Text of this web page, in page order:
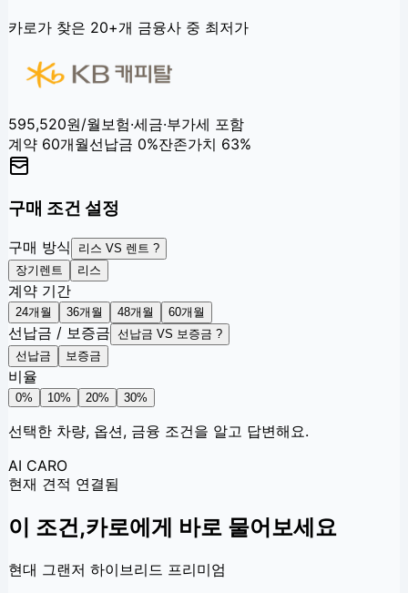
카로가 찾은 20+개 금융사 중 최저가
595,520원/월 보험·세금·부가세 포함
계약 60개월선납금 0%잔존가치 63%
구매 조건 설정
구매 방식
리스 VS 렌트 ?
장기렌트
리스
계약 기간
24개월 36개월 48개월 60개월
선납금 / 보증금 선납금 VS 보증금 ?
선납금
보증금
비율
0% 10% 20% 30%
선택한 차량, 옵션, 금융 조건을 알고 답변해요.
AI CARO
현재 견적 연결됨
이 조건,카로에게 바로 물어보세요
현대 그랜저 하이브리드 프리미엄